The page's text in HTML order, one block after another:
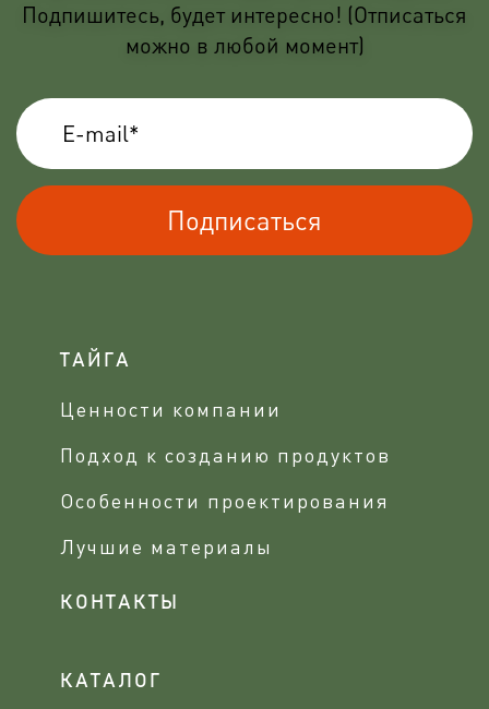
Подпишитесь, будет интересно! (Отписаться
можно в любой момент)
Подписаться
ТАЙГА
Ценности компании
Подход к созданию продуктов
Особенности проектирования
Лучшие материалы
КОНТАКТЫ
КАТАЛОГ